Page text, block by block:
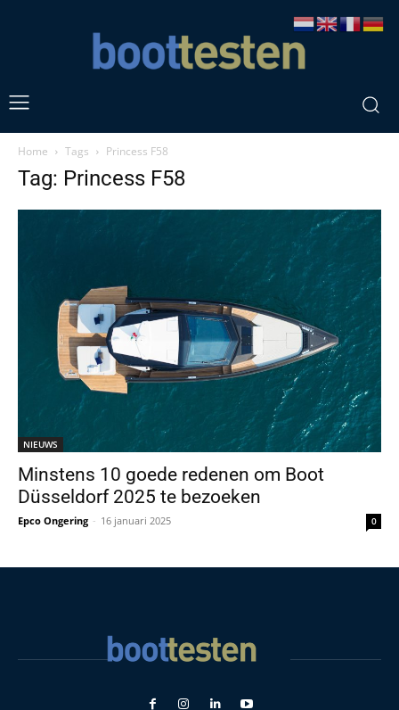
Home Tags Princess F58
Tag: Princess F58
NIEUWS
Minstens 10 goede redenen om Boot
Düsseldorf 2025 te bezoeken
Epco Ongering - 16 januari 2025 0